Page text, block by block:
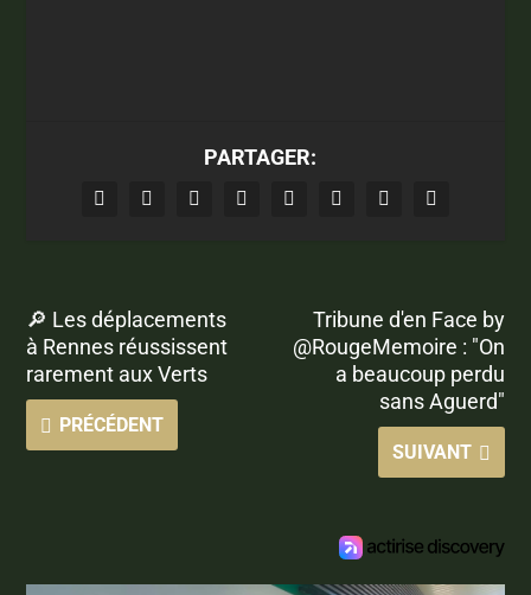
PARTAGER:
🔎 Les déplacements
à Rennes réussissent
rarement aux Verts
PRÉCÉDENT
Tribune d'en Face by
@RougeMemoire : "On
a beaucoup perdu
sans Aguerd"
SUIVANT